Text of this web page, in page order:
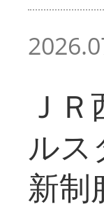
Ｊ
ルス
新制